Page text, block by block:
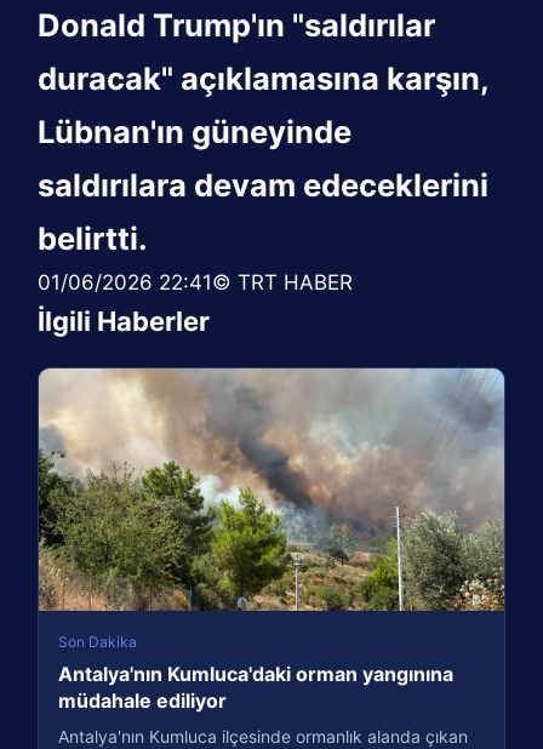
Donald Trump'ın "saldırılar
duracak" açıklamasına karşın,
Lübnan'ın güneyinde
saldırılara devam edeceklerini
belirtti.
01/06/2026 22:41© TRT HABER
İlgili Haberler
Son Dakika
Antalya'nın Kumluca'daki orman yangınına
müdahale ediliyor
Antalya'nın Kumluca ilçesinde ormanlık alanda çıkan